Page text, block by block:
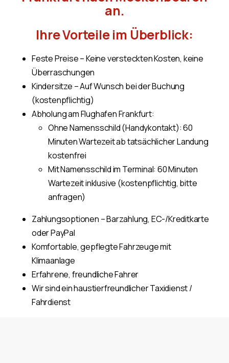
an.
Ihre Vorteile im Überblick:
Feste Preise – Keine versteckten Kosten, keine
Überraschungen
Kindersitze – Auf Wunsch bei der Buchung
(kostenpflichtig)
Abholung am Flughafen Frankfurt:
Ohne Namensschild (Handykontakt): 60
Minuten Wartezeit ab tatsächlicher Landung
kostenfrei
Mit Namensschild im Terminal: 60 Minuten
Wartezeit inklusive (kostenpflichtig, bitte
anfragen)
Zahlungsoptionen – Barzahlung, EC-/Kreditkarte
oder PayPal
Komfortable, gepflegte Fahrzeuge mit
Klimaanlage
Erfahrene, freundliche Fahrer
Wir sind ein haustierfreundlicher Taxidienst /
Fahrdienst